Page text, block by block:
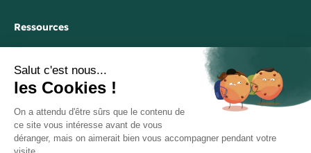
Ressources
FAQ
Lexique